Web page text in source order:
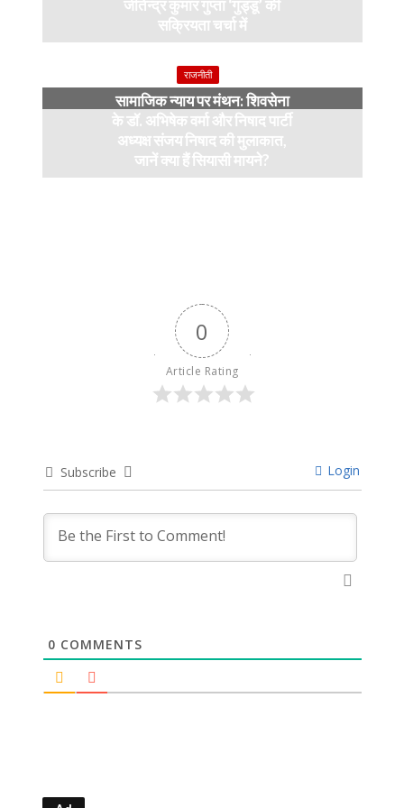
जीतेन्द्र कुमार गुप्ता ‘गुड्डू’ की
सक्रियता चर्चा में
राजनीती
सामाजिक न्याय पर मंथन: शिवसेना
के डॉ. अभिषेक वर्मा और निषाद पार्टी
अध्यक्ष संजय निषाद की मुलाकात,
जानें क्या हैं सियासी मायने?
0
Article Rating
Subscribe Login
0 COMMENTS